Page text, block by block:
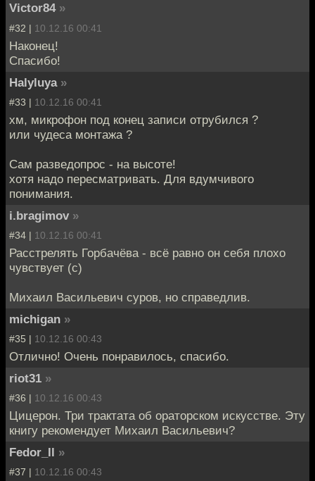
Victor84 »
#32 | 10.12.16 00:41
Наконец!
Спасибо!
Halyluya »
#33 | 10.12.16 00:41
хм, микрофон под конец записи отрубился ?
или чудеса монтажа ?
Сам разведопрос - на высоте!
хотя надо пересматривать. Для вдумчивого
понимания.
i.bragimov »
#34 | 10.12.16 00:41
Расстрелять Горбачёва - всё равно он себя плохо
чувствует (с)
Михаил Васильевич суров, но справедлив.
michigan »
#35 | 10.12.16 00:43
Отлично! Очень понравилось, спасибо.
riot31 »
#36 | 10.12.16 00:43
Цицерон. Три трактата об ораторском искусстве. Эту
книгу рекомендует Михаил Васильевич?
Fedor_Il »
#37 | 10.12.16 00:43